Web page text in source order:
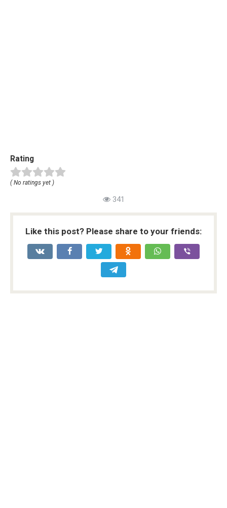
Rating
( No ratings yet )
341
Like this post? Please share to your friends: